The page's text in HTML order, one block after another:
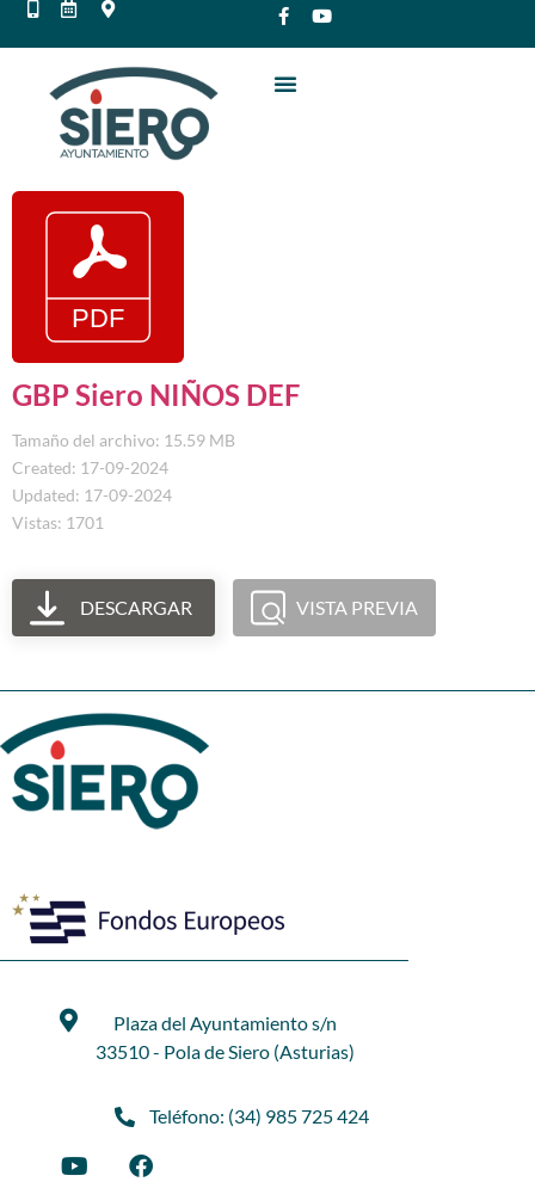
GBP Siero NIÑOS DEF
Tamaño del archivo: 15.59 MB
Created: 17-09-2024
Updated: 17-09-2024
Vistas: 1701
DESCARGAR VISTA PREVIA
Plaza del Ayuntamiento s/n
33510 - Pola de Siero (Asturias)
Teléfono: (34) 985 725 424